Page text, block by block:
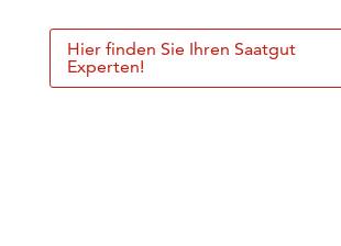
Hier finden Sie Ihren Saatgut
Experten!